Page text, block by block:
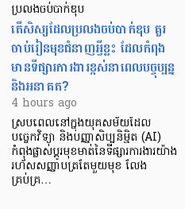
ប្រលងចប់បាក់ឌុប
តើសិស្សដែលប្រលងចប់បាក់ឌុប គួរ
ចាប់រៀនមុខជំនាញអ្វីខ្លះ ដែលកំពុង
មានទីផ្សារការងារខ្ពស់នាពេលបច្ចុប្បន្ន
និងអនាគត?
4 hours ago
ស្របពេលនៅក្នុងយុគសម័យដែល
បច្ចេកវិទ្យា និងបញ្ញាសិប្បនិម្មិត (AI)
កំពុងផ្លាស់ប្តូរមុខមាត់នៃទីផ្សារការងារយ៉ាង
រហ័សសញ្ញាបត្រតែមួយមុខ លែង
គ្រប់គ្រ…